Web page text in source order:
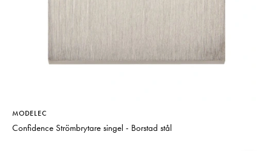
MODELEC
Confidence Strömbrytare singel - Borstad stål